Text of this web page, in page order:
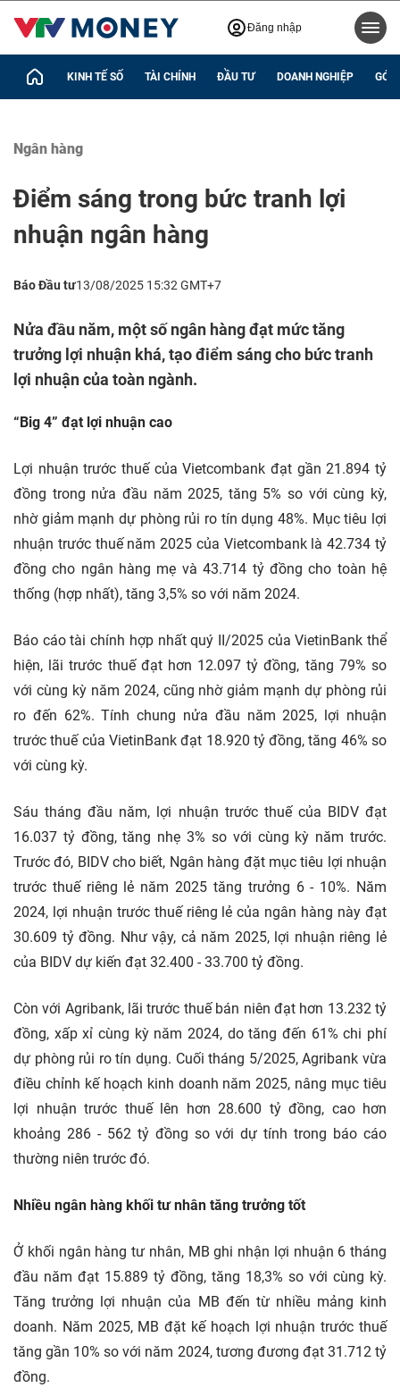
Đăng nhập
KINH TẾ SỐ TÀI CHÍNH ĐẦU TƯ DOANH NGHIỆP GÓC
Ngân hàng
Điểm sáng trong bức tranh lợi
nhuận ngân hàng
Báo Đầu tư13/08/2025 15:32 GMT+7
Nửa đầu năm, một số ngân hàng đạt mức tăng
trưởng lợi nhuận khá, tạo điểm sáng cho bức tranh
lợi nhuận của toàn ngành.
“Big 4” đạt lợi nhuận cao
Lợi nhuận trước thuế của Vietcombank đạt gần 21.894 tỷ
đồng trong nửa đầu năm 2025, tăng 5% so với cùng kỳ,
nhờ giảm mạnh dự phòng rủi ro tín dụng 48%. Mục tiêu lợi
nhuận trước thuế năm 2025 của Vietcombank là 42.734 tỷ
đồng cho ngân hàng mẹ và 43.714 tỷ đồng cho toàn hệ
thống (hợp nhất), tăng 3,5% so với năm 2024.
Báo cáo tài chính hợp nhất quý II/2025 của VietinBank thể
hiện, lãi trước thuế đạt hơn 12.097 tỷ đồng, tăng 79% so
với cùng kỳ năm 2024, cũng nhờ giảm mạnh dự phòng rủi
ro đến 62%. Tính chung nửa đầu năm 2025, lợi nhuận
trước thuế của VietinBank đạt 18.920 tỷ đồng, tăng 46% so
với cùng kỳ.
Sáu tháng đầu năm, lợi nhuận trước thuế của BIDV đạt
16.037 tỷ đồng, tăng nhẹ 3% so với cùng kỳ năm trước.
Trước đó, BIDV cho biết, Ngân hàng đặt mục tiêu lợi nhuận
trước thuế riêng lẻ năm 2025 tăng trưởng 6 - 10%. Năm
2024, lợi nhuận trước thuế riêng lẻ của ngân hàng này đạt
30.609 tỷ đồng. Như vậy, cả năm 2025, lợi nhuận riêng lẻ
của BIDV dự kiến đạt 32.400 - 33.700 tỷ đồng.
Còn với Agribank, lãi trước thuế bán niên đạt hơn 13.232 tỷ
đồng, xấp xỉ cùng kỳ năm 2024, do tăng đến 61% chi phí
dự phòng rủi ro tín dụng. Cuối tháng 5/2025, Agribank vừa
điều chỉnh kế hoạch kinh doanh năm 2025, nâng mục tiêu
lợi nhuận trước thuế lên hơn 28.600 tỷ đồng, cao hơn
khoảng 286 - 562 tỷ đồng so với dự tính trong báo cáo
thường niên trước đó.
Nhiều ngân hàng khối tư nhân tăng trưởng tốt
Ở khối ngân hàng tư nhân, MB ghi nhận lợi nhuận 6 tháng
đầu năm đạt 15.889 tỷ đồng, tăng 18,3% so với cùng kỳ.
Tăng trưởng lợi nhuận của MB đến từ nhiều mảng kinh
doanh. Năm 2025, MB đặt kế hoạch lợi nhuận trước thuế
tăng gần 10% so với năm 2024, tương đương đạt 31.712 tỷ
đồng.